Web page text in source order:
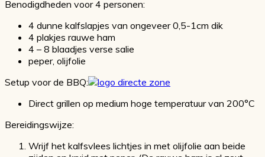
Benodigdheden voor 4 personen:
4 dunne kalfslapjes van ongeveer 0,5-1cm dik
4 plakjes rauwe ham
4 – 8 blaadjes verse salie
peper, olijfolie
Setup voor de BBQ:
Direct grillen op medium hoge temperatuur van 200°C
Bereidingswijze:
Wrijf het kalfsvlees lichtjes in met olijfolie aan beide